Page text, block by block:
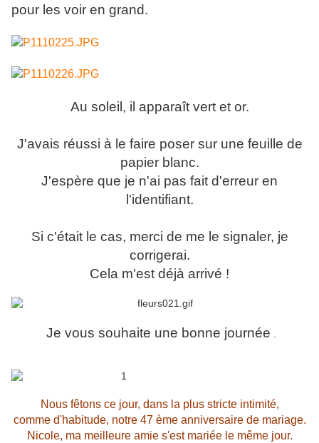
pour les voir en grand.
Au soleil, il apparaît vert et or.
J'avais réussi à le faire poser sur une feuille de
papier blanc.
J'espère que je n'ai pas fait d'erreur en
l'identifiant.
Si c'était le cas, merci de me le signaler, je
corrigerai.
Cela m'est déjà arrivé !
Je vous souhaite une bonne journée
Nous fêtons ce jour, dans la plus stricte intimité,
comme d'habitude, notre 47 ème anniversaire de mariage.
Nicole, ma meilleure amie s'est mariée le même jour.